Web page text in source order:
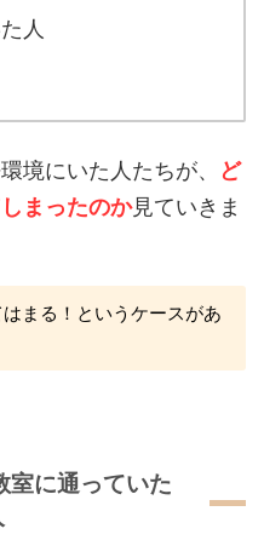
人
境にいた人たちが、
ど
まったのか見ていきま
まる！というケースがあ
室に通っていた